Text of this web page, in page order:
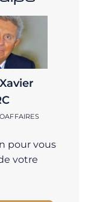
pour vous
votre